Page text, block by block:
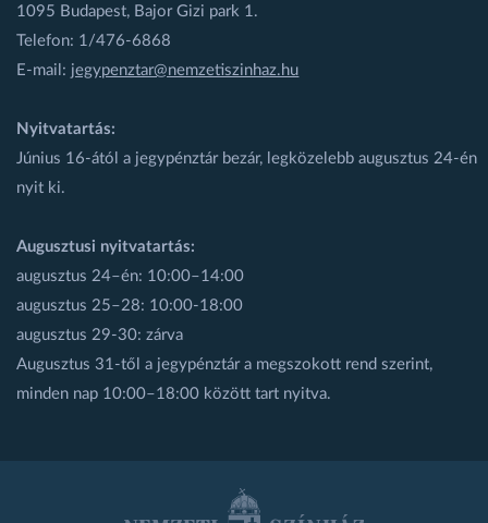
1095 Budapest, Bajor Gizi park 1.
Telefon: 1/476-6868
E-mail: jegypenztar@nemzetiszinhaz.hu
Nyitvatartás:
Június 16-ától a jegypénztár bezár, legközelebb augusztus 24-én
nyit ki.
Augusztusi nyitvatartás:
augusztus 24–én: 10:00–14:00
augusztus 25–28: 10:00-18:00
augusztus 29-30: zárva
Augusztus 31-től a jegypénztár a megszokott rend szerint,
minden nap 10:00–18:00 között tart nyitva.